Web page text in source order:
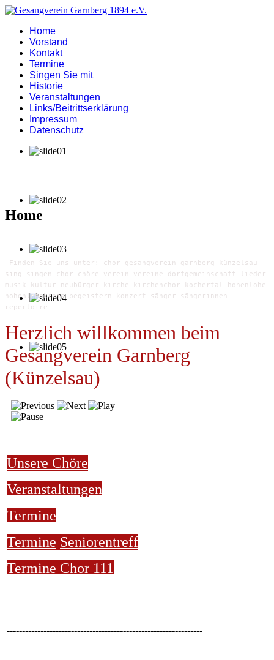
Home
Vorstand
Kontakt
Termine
Singen Sie mit
Historie
Veranstaltungen
Links/Beitrittserklärung
Impressum
Datenschutz
Home
Finden Sie uns unter: chor gesangverein garnberg künzelsau
sing singen chor chöre verein vereine dorfgemeinschaft lieder
musik kultur neubürger kirche kirchenchor kochertal hohenlohe
hohenlohekreis begeistern konzert sänger sängerinnen
repertoire
Herzlich willkommen beim
Gesangverein Garnberg
(Künzelsau)
Unsere Chöre
Veranstaltungen
Termine
Termine Seniorentreff
Termine Chor 111
----------------------------------------------------------------